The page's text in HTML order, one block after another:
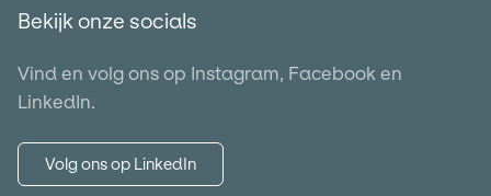
Bekijk onze socials
Vind en volg ons op Instagram, Facebook en
LinkedIn.
Volg ons op LinkedIn